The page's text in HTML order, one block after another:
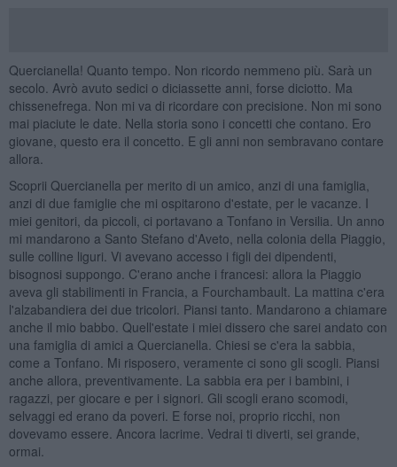
Quercianella! Quanto tempo. Non ricordo nemmeno più. Sarà un
secolo. Avrò avuto sedici o diciassette anni, forse diciotto. Ma
chissenefrega. Non mi va di ricordare con precisione. Non mi sono
mai piaciute le date. Nella storia sono i concetti che contano. Ero
giovane, questo era il concetto. E gli anni non sembravano contare
allora.
Scoprii Quercianella per merito di un amico, anzi di una famiglia,
anzi di due famiglie che mi ospitarono d'estate, per le vacanze. I
miei genitori, da piccoli, ci portavano a Tonfano in Versilia. Un anno
mi mandarono a Santo Stefano d'Aveto, nella colonia della Piaggio,
sulle colline liguri. Vi avevano accesso i figli dei dipendenti,
bisognosi suppongo. C'erano anche i francesi: allora la Piaggio
aveva gli stabilimenti in Francia, a Fourchambault. La mattina c'era
l'alzabandiera dei due tricolori. Piansi tanto. Mandarono a chiamare
anche il mio babbo. Quell'estate i miei dissero che sarei andato con
una famiglia di amici a Quercianella. Chiesi se c'era la sabbia,
come a Tonfano. Mi risposero, veramente ci sono gli scogli. Piansi
anche allora, preventivamente. La sabbia era per i bambini, i
ragazzi, per giocare e per i signori. Gli scogli erano scomodi,
selvaggi ed erano da poveri. E forse noi, proprio ricchi, non
dovevamo essere. Ancora lacrime. Vedrai ti diverti, sei grande,
ormai.